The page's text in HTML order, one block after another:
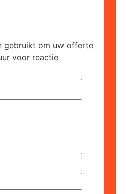
gebruikt om uw offerte
voor reactie